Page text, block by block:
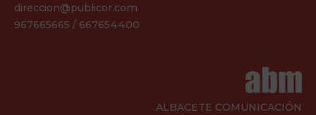
direccion@publicor.com
967665665 / 667654400
ALBACETE COMUNICACIÓN